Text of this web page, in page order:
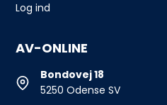
Log ind
AV-ONLINE
Bondovej 18
5250 Odense SV